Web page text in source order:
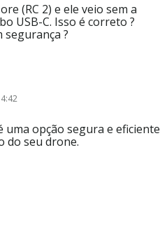
(RC 2) e ele veio sem a
USB-C. Isso é correto ?
segurança ?
uma opção segura e eficiente
do seu drone.